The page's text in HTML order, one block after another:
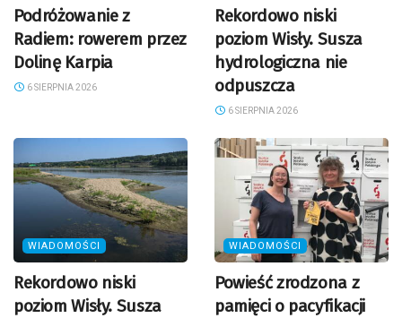
Podróżowanie z
Radiem: rowerem przez
Dolinę Karpia
6 SIERPNIA 2026
Rekordowo niski
poziom Wisły. Susza
hydrologiczna nie
odpuszcza
6 SIERPNIA 2026
WIADOMOŚCI
Rekordowo niski
poziom Wisły. Susza
WIADOMOŚCI
Powieść zrodzona z
pamięci o pacyfikacji